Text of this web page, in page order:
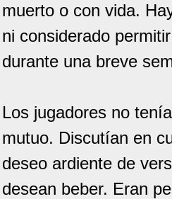
muerto o con vida.
ni considerado
durante una breve
Los jugadores no
mutuo. Discutían en
deseo ardiente de
desean beber. Eran